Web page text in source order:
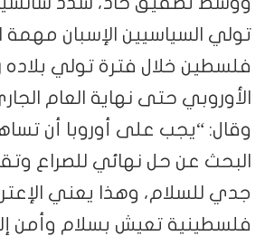
تولي السياسيين الإسبان مهمة
فلسطين خلال فترة تولي بلاده
الأوروبي حتى نهاية العام
وقال: “يجب على أوروبا أن
البحث عن حل نهائي للصراع
جدي للسلام، وهذا يعني
فلسطينية تعيش بسلام وأمن